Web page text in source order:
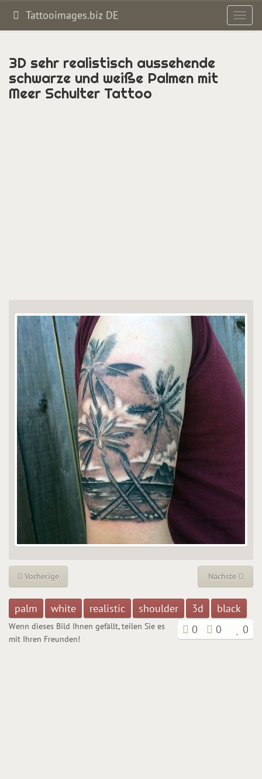
Tattooimages.biz DE
3D sehr realistisch aussehende
schwarze und weiße Palmen mit
Meer Schulter Tattoo
Vorherige Nächste
palm white realistic shoulder 3d
black
0
0 0
Wenn dieses Bild Ihnen gefällt, teilen Sie es
mit Ihren Freunden!